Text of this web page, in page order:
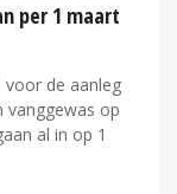
per 1 maart
voor de aanleg
vanggewas op
al in op 1